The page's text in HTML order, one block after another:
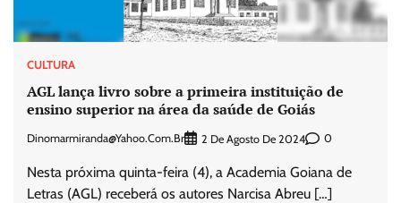
CULTURA
AGL lança livro sobre a primeira instituição de
ensino superior na área da saúde de Goiás
Dinomarmiranda@yahoo.com.br 2 De Agosto De 2024 0
Nesta próxima quinta-feira (4), a Academia Goiana de
Letras (AGL) receberá os autores Narcisa Abreu […]